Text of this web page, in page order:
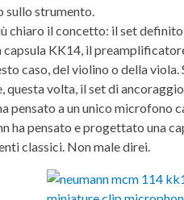
sullo strumento.
chiaro il concetto: il set
capsula KK14, il
caso, del violino o della
questa volta, il set di
pensato a un unico microfono
ha pensato e progettato una
classici. Non male direi.